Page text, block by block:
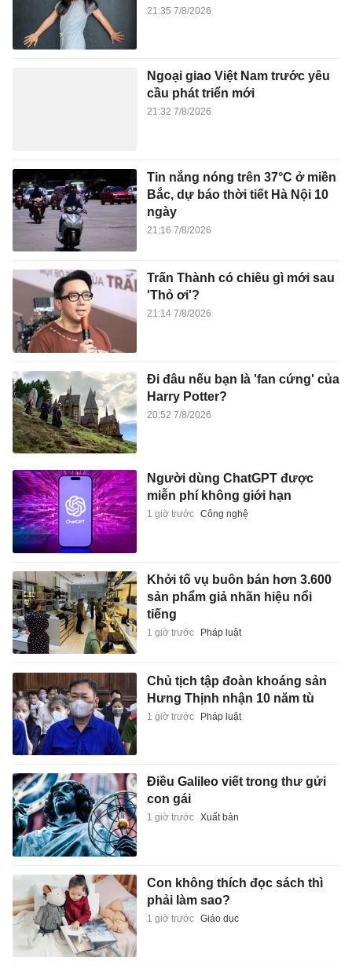
21:35 7/8/2026
Ngoại giao Việt Nam trước yêu
cầu phát triển mới
21:32 7/8/2026
Tin nắng nóng trên 37°C ở miền
Bắc, dự báo thời tiết Hà Nội 10
ngày
21:16 7/8/2026
Trấn Thành có chiêu gì mới sau
'Thỏ ơi'?
21:14 7/8/2026
Đi đâu nếu bạn là 'fan cứng' của
Harry Potter?
20:52 7/8/2026
Người dùng ChatGPT được
miễn phí không giới hạn
1 giờ trước Công nghệ
Khởi tố vụ buôn bán hơn 3.600
sản phẩm giả nhãn hiệu nổi
tiếng
1 giờ trước Pháp luật
Chủ tịch tập đoàn khoáng sản
Hưng Thịnh nhận 10 năm tù
1 giờ trước Pháp luật
Điều Galileo viết trong thư gửi
con gái
1 giờ trước Xuất bản
Con không thích đọc sách thì
phải làm sao?
1 giờ trước Giáo dục